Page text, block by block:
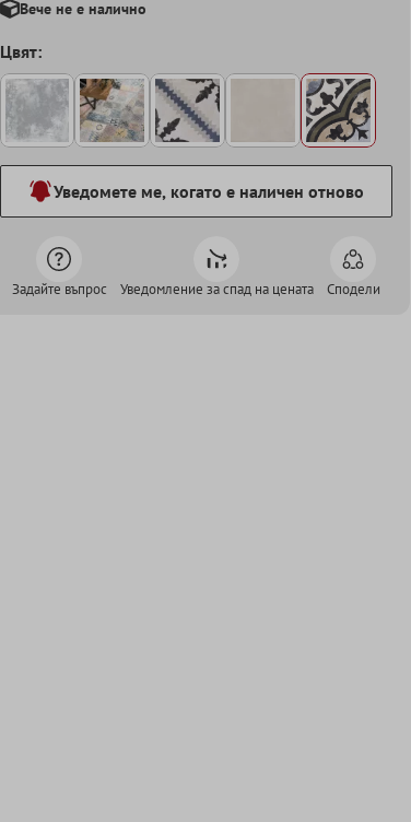
Вече не е налично
Цвят:
Уведомете ме, когато е наличен отново
Задайте въпрос Уведомление за спад на цената Сподели